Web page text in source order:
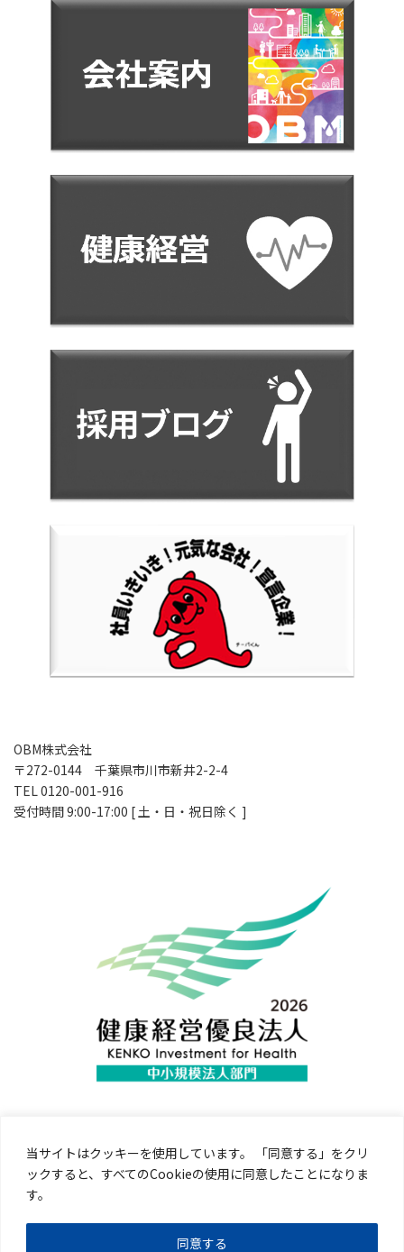
当サイトはクッキーを使用しています。 「同意する」をクリ
ックすると、すべてのCookieの使用に同意したことになりま
す。
同意する
OBM株式会社
〒272-0144 千葉県市川市新井2-2-4
TEL 0120-001-916
受付時間 9:00-17:00 [ 土・日・祝日除く ]